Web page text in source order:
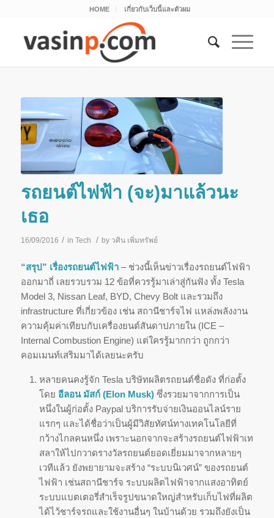
HOME เกี่ยวกับเว็บนี้และตัวผม
รถยนต์ไฟฟ้า (จะ)มาแล้วนะ
เธอ
16/09/2016 / in Tech / by วศิน เพิ่มทรัพย์
“สรุป” เรื่องรถยนต์ไฟฟ้า– ช่วงนี้เห็นข่าวเรื่องรถยนต์ไฟฟ้า
ออกมาถี่ เลยรวบรวม 12 ข้อที่ควรรู้มาเล่าสู่กันฟัง ทั้ง Tesla
Model 3, Nissan Leaf, BYD, Chevy Bolt และรวมถึง
infrastructure ที่เกี่ยวข้อง เช่น สถานีชาร์จไฟ แหล่งพลังงาน
ความคุ้มค่าเทียบกับเครื่องยนต์สันดาปภายใน (ICE –
Internal Combustion Engine) แต่ใครรู้มากกว่า ถูกกว่า
คอมเมนท์เสริมมาได้เลยนะครับ
หลายคนคงรู้จัก Tesla บริษัทผลิตรถยนต์ชื่อดัง ที่ก่อตั้ง
โดย อีลอน มัสก์ (Elon Musk)ซึ่งรวยมาจากการเป็น
หนึ่งในผู้ก่อตั้ง Paypal บริการรับจ่ายเงินออนไลน์ราย
แรกๆ และได้ชื่อว่าเป็นผู้มีวิสัยทัศน์ทางเทคโนโลยีที่
กว้างไกลคนหนึ่ง เพราะนอกจากจะสร้างรถยนต์ไฟฟ้าเท
สลาให้ไปกวาดรางวัลรถยนต์ยอดเยี่ยมมาจากหลายๆ
เวทีแล้ว ยังพยายามจะสร้าง “ระบบนิเวศน์” ของรถยนต์
ไฟฟ้า เช่นสถานีชาร์จ ระบบผลิตไฟฟ้าจากแสงอาทิตย์
ระบบแบตเตอรี่สำเร็จรูปขนาดใหญ่สำหรับเก็บไฟที่ผลิต
ได้ไว้ชาร์จรถและใช้งานอื่นๆ ในบ้านด้วย รวมถึงยังเป็น